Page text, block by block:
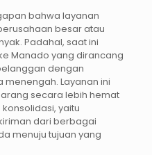
bahwa layanan
besar atau
Padahal, saat ini
Manado yang dirancang
dengan
Layanan ini
secara lebih hemat
yaitu
dari berbagai
menuju tujuan yang